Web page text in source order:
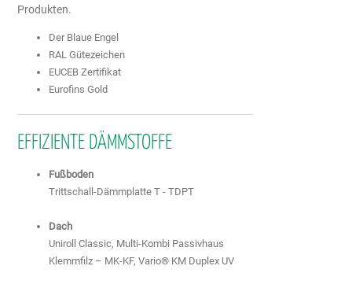
Produkten.
Der Blaue Engel
RAL Gütezeichen
EUCEB Zertifikat
Eurofins Gold
EFFIZIENTE DÄMMSTOFFE
Fußboden
Trittschall-Dämmplatte T - TDPT
Dach
Uniroll Classic, Multi-Kombi Passivhaus
Klemmfilz – MK-KF, Vario® KM Duplex UV